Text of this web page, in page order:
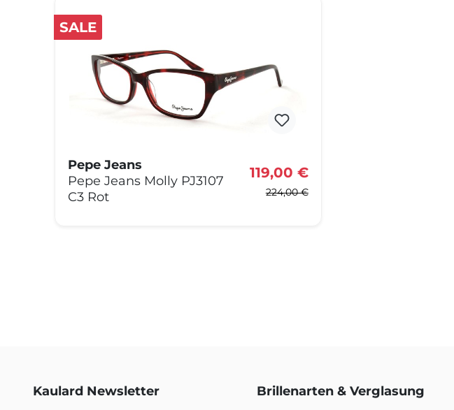
SALE
Pepe Jeans
Pepe Jeans Molly PJ3107
C3 Rot
119,00 €
224,00 €
Kaulard Newsletter Brillenarten & Verglasung